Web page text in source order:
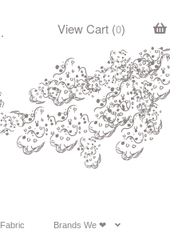
View Cart (0)
Fabric Brands We ❤